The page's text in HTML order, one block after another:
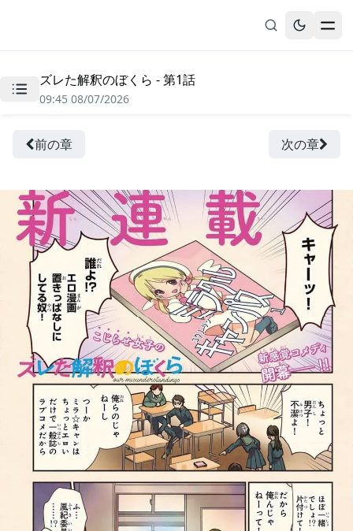
無料漫画
履歴
ズレた解釈のぼくら - 第1話
09:45 08/07/2026
前の章 次の章